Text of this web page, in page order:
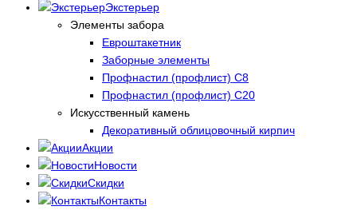
Экстерьер
Элементы забора
Евроштакетник
Заборные элементы
Профнастил (профлист) С8
Профнастил (профлист) С20
Искусственный камень
Декоративный облицовочный кирпич
Акции
Новости
Скидки
Контакты